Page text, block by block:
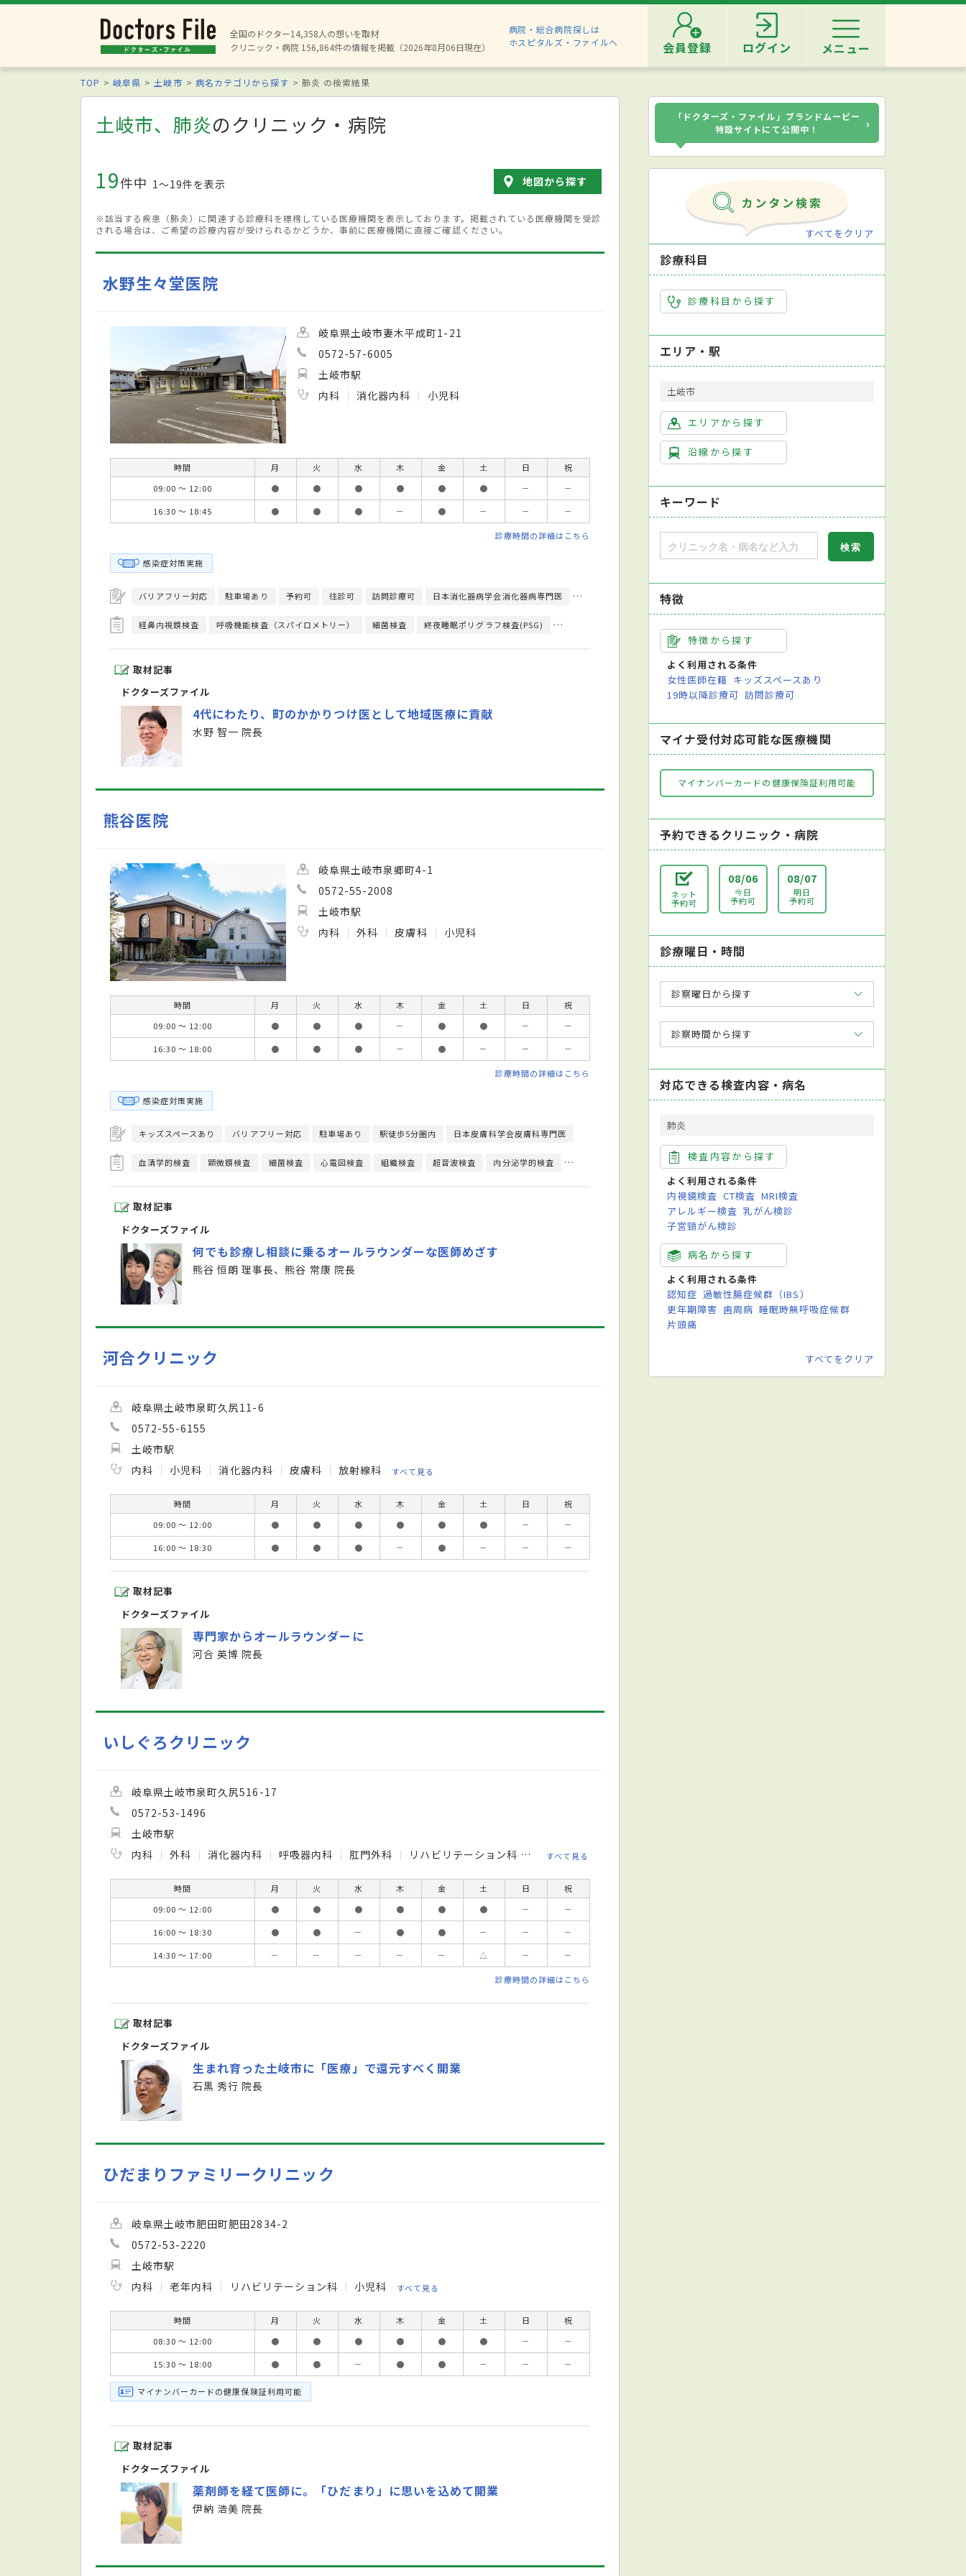
全国のドクター14,358人の想いを取材
クリニック・病院 156,864件の情報を掲載（2026年8月06日現在）
病院・総合病院探しは
ホスピタルズ・ファイルへ
会員登録 ログイン メニュー
TOP 岐阜県 土岐市 病名カテゴリから探す 肺炎 の検索結果
土岐市、肺炎のクリニック・病院
19件中 1〜19件を表示 地図から探す
※該当する疾患（肺炎）に関連する診療科を標榜している医療機関を表示しております。掲載されている医療機関を受診
される場合は、ご希望の診療内容が受けられるかどうか、事前に医療機関に直接ご確認ください。
水野生々堂医院
岐阜県土岐市妻木平成町1-21
0572-57-6005
土岐市駅
内科
消化器内科 小児科
時間 月 火 水 木 金 土 日
祝
09:00 ～ 12:00
● ● ● ● ● ● －
－
16:30 ～ 18:45
● ● ● － ● － － －
診療時間の詳細はこちら
感染症対策実施
バリアフリー対応 駐車場あり 予約可 往診可 訪問診療可 日本消化器病学会消化器病専門医 日本消化器内視鏡学会消化器内視鏡専門医
経鼻内視鏡検査 呼吸機能検査（スパイロメトリー） 細菌検査 終夜睡眠ポリグラフ検査(PSG) 上部内視鏡検査
取材記事
ドクターズファイル
4代にわたり、町のかかりつけ医として地域医療に貢献
水野 智一 院長
熊谷医院
岐阜県土岐市泉郷町4-1
0572-55-2008
土岐市駅
内科
外科 皮膚科 小児科
時間 月 火 水 木 金 土 日
祝
09:00 ～ 12:00
● ● ● － ● ● －
－
16:30 ～ 18:00
● ● ● － ● － － －
診療時間の詳細はこちら
感染症対策実施
キッズスペースあり バリアフリー対応 駐車場あり 駅徒歩5分圏内 日本皮膚科学会皮膚科専門医
血清学的検査 顕微鏡検査 細菌検査 心電図検査 組織検査 超音波検査 内分泌学的検査 尿検査 皮膚描記法 皮膚病理検査
取材記事
ドクターズファイル
何でも診療し相談に乗るオールラウンダーな医師めざす
熊谷 恒朗 理事長、熊谷 常康 院長
河合クリニック
岐阜県土岐市泉町久尻11-6
0572-55-6155
土岐市駅
内科
小児科 消化器内科 皮膚科 放射線科 すべて見る
時間 月 火 水 木 金 土 日
祝
09:00 ～ 12:00
● ● ● ● ● ● －
－
16:00 ～ 18:30
● ● ● － ● － － －
取材記事
ドクターズファイル
専門家からオールラウンダーに
河合 英博 院長
いしぐろクリニック
岐阜県土岐市泉町久尻516-17
0572-53-1496
土岐市駅
内科
外科 消化器内科 呼吸器内科 肛門外科 リハビリテーション科 小児科
すべて見る
時間 月 火 水 木 金 土 日
祝
09:00 ～ 12:00
● ● ● ● ● ● －
－
16:00 ～ 18:30
● ● － ● ● － －
－
14:30 ～ 17:00
－ － － － － △ － －
診療時間の詳細はこちら
取材記事
ドクターズファイル
生まれ育った土岐市に「医療」で還元すべく開業
石黒 秀行 院長
ひだまりファミリークリニック
岐阜県土岐市肥田町肥田2834-2
0572-53-2220
土岐市駅
内科
老年内科 リハビリテーション科 小児科 すべて見る
時間 月 火 水 木 金 土 日
祝
08:30 ～ 12:00
● ● ● ● ● ● －
－
15:30 ～ 18:00
● ● － ● ● － － －
マイナンバーカードの健康保険証利用可能
取材記事
ドクターズファイル
薬剤師を経て医師に。「ひだまり」に思いを込めて開業
伊納 浩美 院長
「ドクターズ・ファイル」ブランドムービー
特設サイトにて公開中！
›
すべてをクリア
診療科目
診療科目から探す
エリア・駅
土岐市
エリアから探す
沿線から探す
キーワード
特徴
特徴から探す
よく利用される条件
女性医師在籍 キッズスペースあり
19時以降診療可 訪問診療可
マイナ受付対応可能な医療機関
マイナンバーカードの健康保険証利用可能
予約できるクリニック・病院
ネット
予約可
08/06
今日
予約可
08/07
明日
予約可
診療曜日・時間
診察曜日から探す
診察時間から探す
対応できる検査内容・病名
肺炎
検査内容から探す
よく利用される条件
内視鏡検査 CT検査 MRI検査
アレルギー検査 乳がん検診
子宮頸がん検診
病名から探す
よく利用される条件
認知症 過敏性腸症候群（IBS）
更年期障害 歯周病 睡眠時無呼吸症候群
片頭痛
すべてをクリア